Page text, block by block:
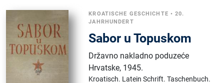
KROATISCHE GESCHICHTE •20.
JAHRHUNDERT
Sabor u Topuskom
Državno nakladno poduzeće
Hrvatske, 1945.
Kroatisch. Latein Schrift.Taschenbuch.